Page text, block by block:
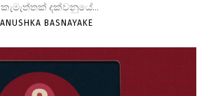
කැමැත්තක් දක්වනුයේ...
BASNAYAKE